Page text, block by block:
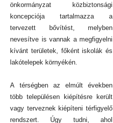
önkormányzat közbiztonsági
koncepciója tartalmazza a
tervezett bővítést, melyben
nevesítve is vannak a megfigyelni
kívánt területek, főként iskolák és
lakótelepek környékén.
A térségben az elmúlt években
több településen kiépítésre került
vagy terveznek kiépíteni térfigyelő
rendszert. Úgy tudni, ahol